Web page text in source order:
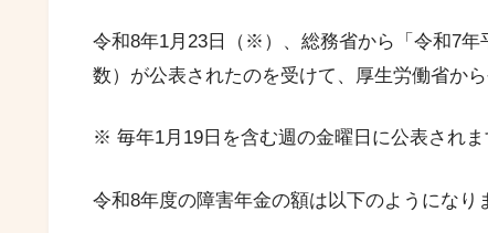
令和8年1月23日（※）、総務省から「令和7
数）が公表されたのを受けて、厚生労働省か
※ 毎年1月19日を含む週の金曜日に公表されま
令和8年度の障害年金の額は以下のようになり